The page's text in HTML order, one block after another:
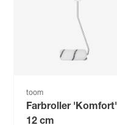
toom
Farbroller 'Komfort'
12 cm